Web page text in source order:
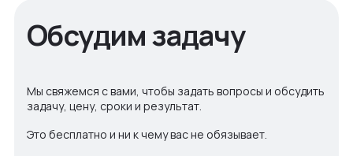
Обсудим задачу
Мы свяжемся с вами, чтобы задать вопросы и обсудить
задачу, цену, сроки и результат.
Это бесплатно и ни к чему вас не обязывает.